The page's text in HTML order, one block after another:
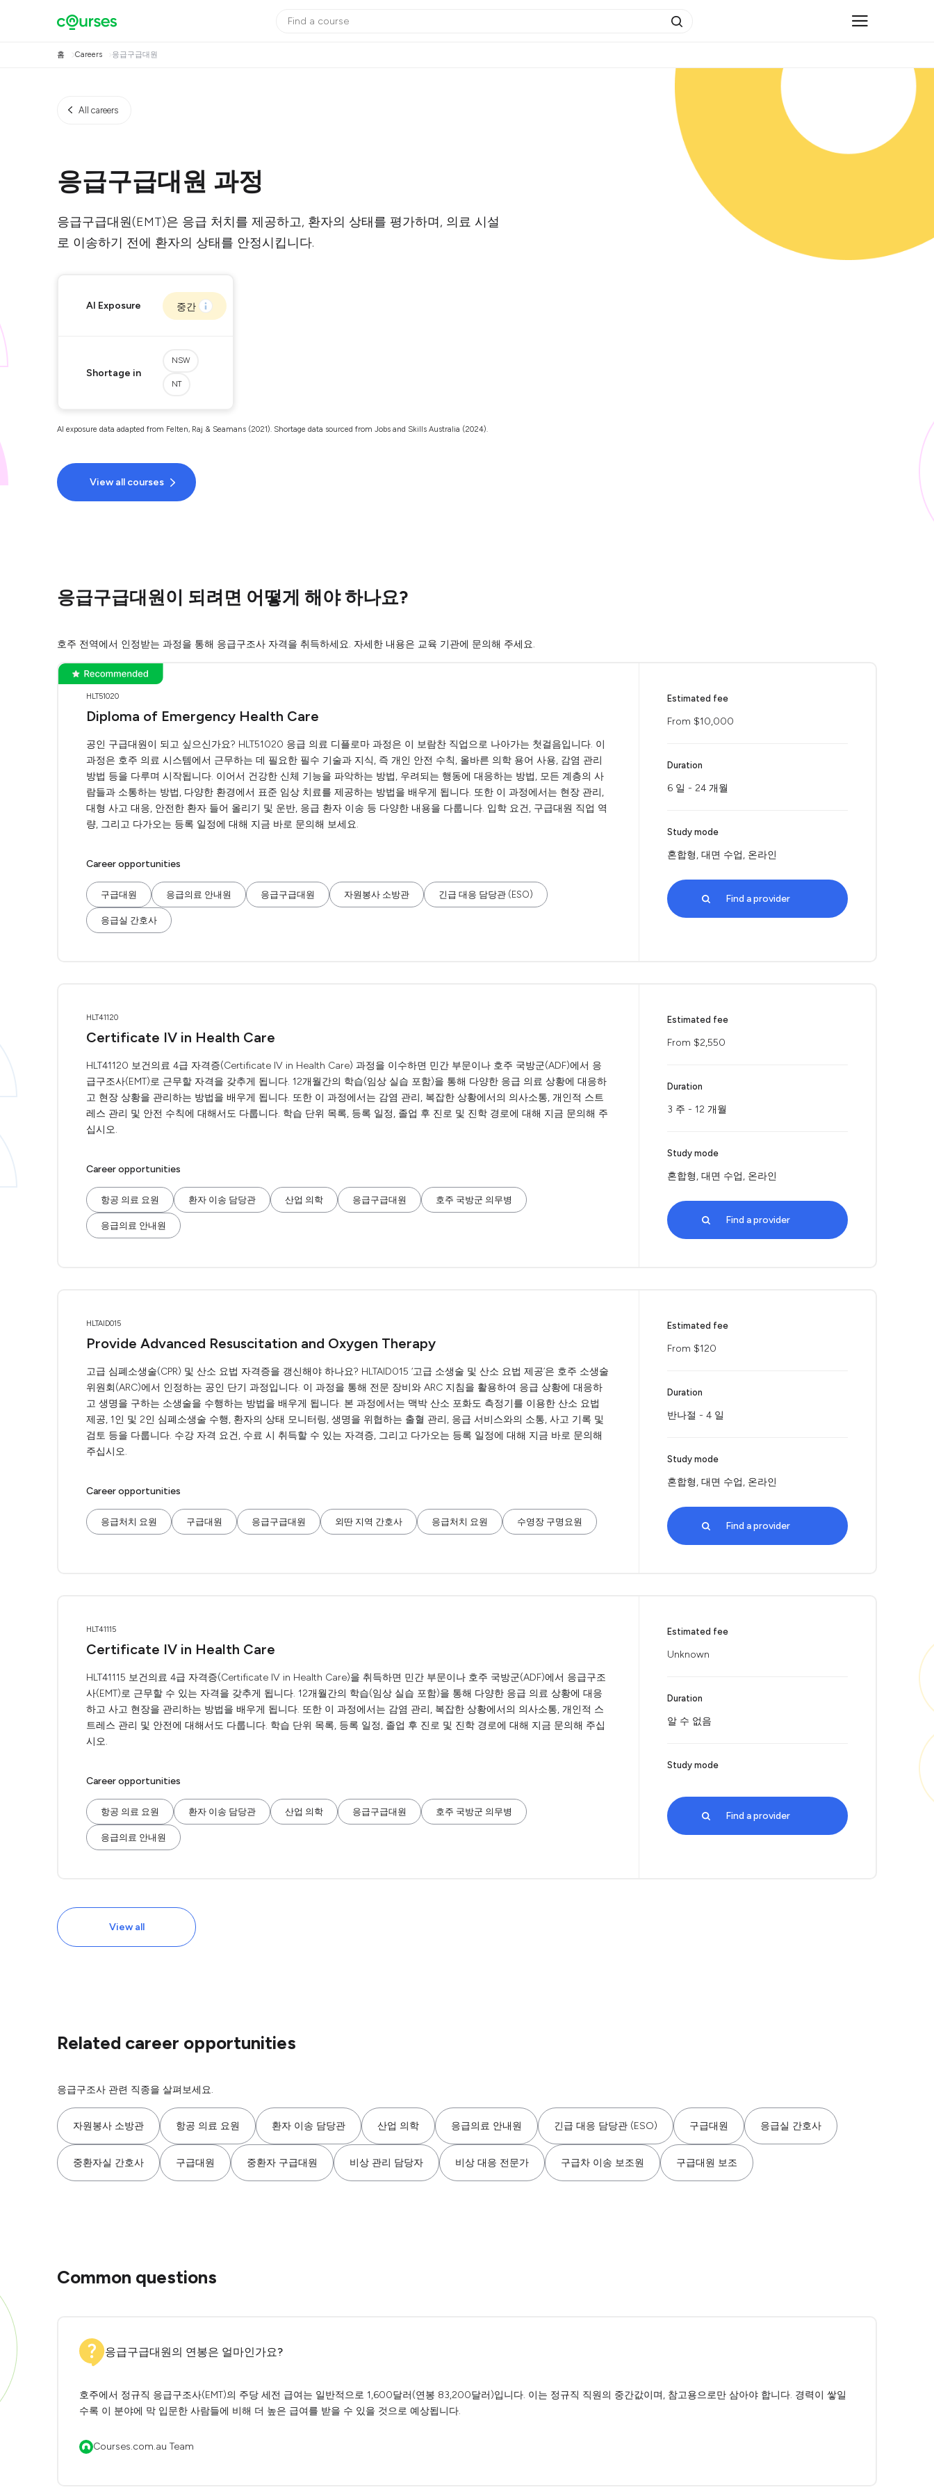
홈 Careers 응급구급대원
All careers
응급구급대원 과정
응급구급대원(EMT)은 응급 처치를 제공하고, 환자의 상태를 평가하며, 의료 시설
로 이송하기 전에 환자의 상태를 안정시킵니다.
AI Exposure 중간
Shortage in
NSW
NT
AI exposure data adapted from Felten, Raj & Seamans (2021). Shortage data sourced from Jobs and Skills Australia (2024).
View all courses
응급구급대원이 되려면 어떻게 해야 하나요?
호주 전역에서 인정받는 과정을 통해 응급구조사 자격을 취득하세요. 자세한 내용은 교육 기관에 문의해 주세요.
HLT51020
Diploma of Emergency Health Care
공인 구급대원이 되고 싶으신가요? HLT51020 응급 의료 디플로마 과정은 이 보람찬 직업으로 나아가는 첫걸음입니다. 이
과정은 호주 의료 시스템에서 근무하는 데 필요한 필수 기술과 지식, 즉 개인 안전 수칙, 올바른 의학 용어 사용, 감염 관리
방법 등을 다루며 시작됩니다. 이어서 건강한 신체 기능을 파악하는 방법, 우려되는 행동에 대응하는 방법, 모든 계층의 사
람들과 소통하는 방법, 다양한 환경에서 표준 임상 치료를 제공하는 방법을 배우게 됩니다. 또한 이 과정에서는 현장 관리,
대형 사고 대응, 안전한 환자 들어 올리기 및 운반, 응급 환자 이송 등 다양한 내용을 다룹니다. 입학 요건, 구급대원 직업 역
량, 그리고 다가오는 등록 일정에 대해 지금 바로 문의해 보세요.
Career opportunities
구급대원 응급의료 안내원 응급구급대원 자원봉사 소방관 긴급 대응 담당관 (ESO)
응급실 간호사
Estimated fee
From $10,000
Duration
6 일 - 24 개월
Study mode
혼합형, 대면 수업, 온라인
Find a provider
HLT41120
Certificate IV in Health Care
HLT41120 보건의료 4급 자격증(Certificate IV in Health Care) 과정을 이수하면 민간 부문이나 호주 국방군(ADF)에서 응
급구조사(EMT)로 근무할 자격을 갖추게 됩니다. 12개월간의 학습(임상 실습 포함)을 통해 다양한 응급 의료 상황에 대응하
고 현장 상황을 관리하는 방법을 배우게 됩니다. 또한 이 과정에서는 감염 관리, 복잡한 상황에서의 의사소통, 개인적 스트
레스 관리 및 안전 수칙에 대해서도 다룹니다. 학습 단위 목록, 등록 일정, 졸업 후 진로 및 진학 경로에 대해 지금 문의해 주
십시오.
Career opportunities
항공 의료 요원 환자 이송 담당관 산업 의학 응급구급대원 호주 국방군 의무병
응급의료 안내원
Estimated fee
From $2,550
Duration
3 주 - 12 개월
Study mode
혼합형, 대면 수업, 온라인
Find a provider
HLTAID015
Provide Advanced Resuscitation and Oxygen Therapy
고급 심폐소생술(CPR) 및 산소 요법 자격증을 갱신해야 하나요? HLTAID015 ‘고급 소생술 및 산소 요법 제공’은 호주 소생술
위원회(ARC)에서 인정하는 공인 단기 과정입니다. 이 과정을 통해 전문 장비와 ARC 지침을 활용하여 응급 상황에 대응하
고 생명을 구하는 소생술을 수행하는 방법을 배우게 됩니다. 본 과정에서는 맥박 산소 포화도 측정기를 이용한 산소 요법
제공, 1인 및 2인 심폐소생술 수행, 환자의 상태 모니터링, 생명을 위협하는 출혈 관리, 응급 서비스와의 소통, 사고 기록 및
검토 등을 다룹니다. 수강 자격 요건, 수료 시 취득할 수 있는 자격증, 그리고 다가오는 등록 일정에 대해 지금 바로 문의해
주십시오.
Career opportunities
응급처치 요원 구급대원 응급구급대원 외딴 지역 간호사 응급처치 요원 수영장 구명요원
Estimated fee
From $120
Duration
반나절 - 4 일
Study mode
혼합형, 대면 수업, 온라인
Find a provider
HLT41115
Certificate IV in Health Care
HLT41115 보건의료 4급 자격증(Certificate IV in Health Care)을 취득하면 민간 부문이나 호주 국방군(ADF)에서 응급구조
사(EMT)로 근무할 수 있는 자격을 갖추게 됩니다. 12개월간의 학습(임상 실습 포함)을 통해 다양한 응급 의료 상황에 대응
하고 사고 현장을 관리하는 방법을 배우게 됩니다. 또한 이 과정에서는 감염 관리, 복잡한 상황에서의 의사소통, 개인적 스
트레스 관리 및 안전에 대해서도 다룹니다. 학습 단위 목록, 등록 일정, 졸업 후 진로 및 진학 경로에 대해 지금 문의해 주십
시오.
Career opportunities
항공 의료 요원 환자 이송 담당관 산업 의학 응급구급대원 호주 국방군 의무병
응급의료 안내원
Estimated fee
Unknown
Duration
알 수 없음
Study mode
Find a provider
View all
Related career opportunities
응급구조사 관련 직종을 살펴보세요.
자원봉사 소방관 항공 의료 요원 환자 이송 담당관 산업 의학 응급의료 안내원 긴급 대응 담당관 (ESO) 구급대원 응급실 간호사
중환자실 간호사 구급대원 중환자 구급대원 비상 관리 담당자 비상 대응 전문가 구급차 이송 보조원 구급대원 보조
Common questions
응급구급대원의 연봉은 얼마인가요?
호주에서 정규직 응급구조사(EMT)의 주당 세전 급여는 일반적으로 1,600달러(연봉 83,200달러)입니다. 이는 정규직 직원의 중간값이며, 참고용으로만 삼아야 합니다. 경력이 쌓일
수록 이 분야에 막 입문한 사람들에 비해 더 높은 급여를 받을 수 있을 것으로 예상됩니다.
Courses.com.au Team